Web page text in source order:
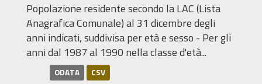
Popolazione residente secondo la LAC (Lista
Anagrafica Comunale) al 31 dicembre degli
anni indicati, suddivisa per età e sesso - Per gli
anni dal 1987 al 1990 nella classe d'età...
ODATA CSV